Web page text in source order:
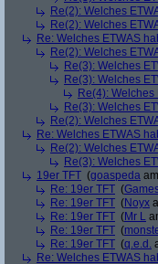
Re(2): Welches
Re(2): Welches
Re: Welches ETWAS
Re(2): Welches
Re(3): Welches
Re(3): Welches
Re(4):
Re(3): Welches
Re(2): Welches
Re: Welches ETWAS
Re(2): Welches
Re(3): Welches
19er TFT (goaspeda
Re: 19er TFT (
Re: 19er TFT (Noyx
Re: 19er TFT (Mr L
Re: 19er TFT (
Re: 19er TFT (q.e.d.
Re: Welches ETWAS